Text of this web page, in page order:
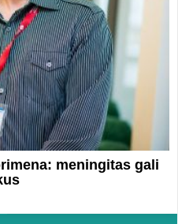
meningitas gali